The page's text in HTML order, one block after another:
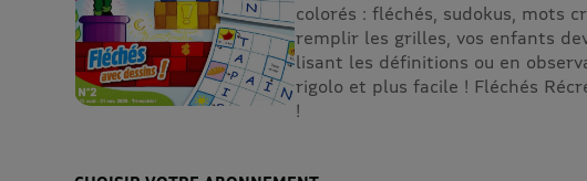
colorés : fléchés, sudokus, mots
remplir les grilles, vos enfants
lisant les définitions ou en
rigolo et plus facile ! Fléchés
!